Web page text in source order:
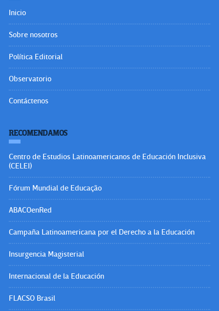
Inicio
Sobre nosotros
Política Editorial
Observatorio
Contáctenos
RECOMENDAMOS
Centro de Estudios Latinoamericanos de Educación Inclusiva
(CELEI)
Fórum Mundial de Educação
ABACOenRed
Campaña Latinoamericana por el Derecho a la Educación
Insurgencia Magisterial
Internacional de la Educación
FLACSO Brasil